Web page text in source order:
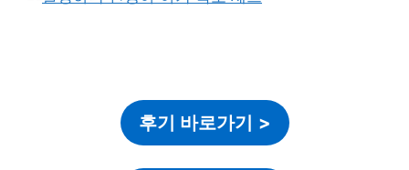
후기 바로가기 >